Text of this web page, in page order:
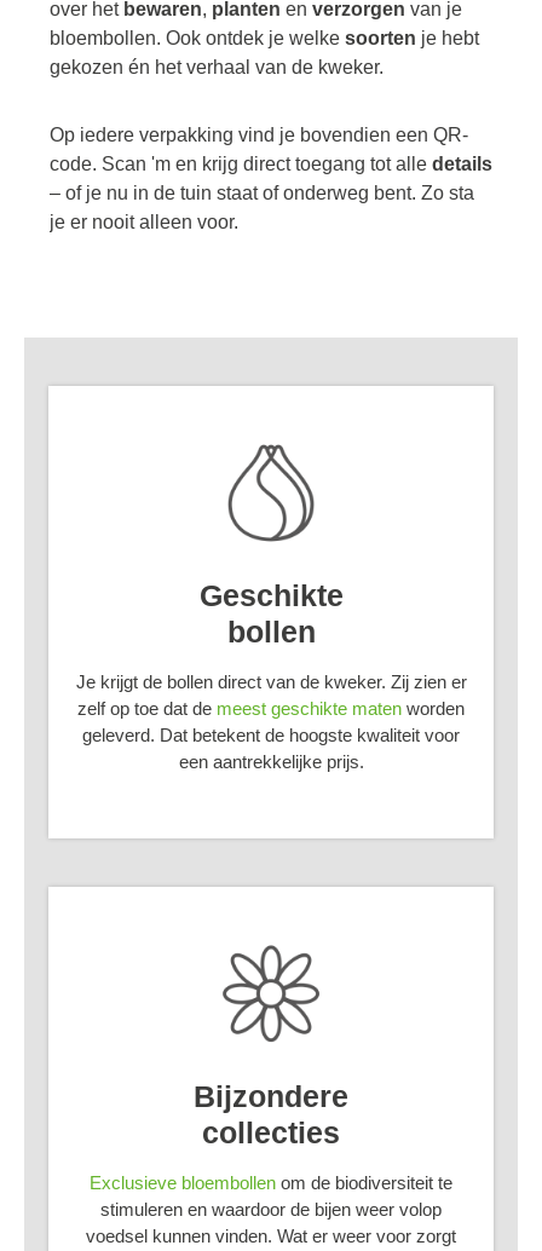
over het bewaren, planten en verzorgen van je
bloembollen. Ook ontdek je welke soorten je hebt
gekozen én het verhaal van de kweker.
Op iedere verpakking vind je bovendien een QR-
code. Scan 'm en krijg direct toegang tot alle details
– of je nu in de tuin staat of onderweg bent. Zo sta
je er nooit alleen voor.
Geschikte
bollen
Je krijgt de bollen direct van de kweker. Zij zien er
zelf op toe dat de meest geschikte maten worden
geleverd. Dat betekent de hoogste kwaliteit voor
een aantrekkelijke prijs.
Bijzondere
collecties
Exclusieve bloembollen om de biodiversiteit te
stimuleren en waardoor de bijen weer volop
voedsel kunnen vinden. Wat er weer voor zorgt